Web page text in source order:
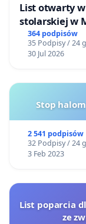
List otwarty
stolarskiej w
Gdańsku
364 podpisów
35 Podpisy / 24
30 Jul 2026
Stop
2 541 podpisów
32 Podpisy / 24
3 Feb 2023
List poparcia
ze